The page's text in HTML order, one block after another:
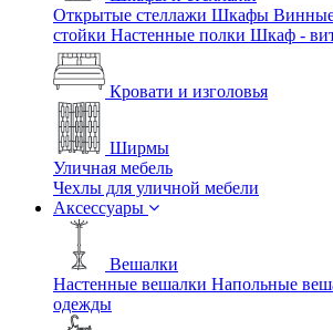
Открытые стеллажи Шкафы
стойки Настенные полки Шкаф -
Кровати и изголовья
Ширмы
Уличная мебель
Чехлы для уличной мебели
Аксессуары
Вешалки
Настенные вешалки Напольные
одежды